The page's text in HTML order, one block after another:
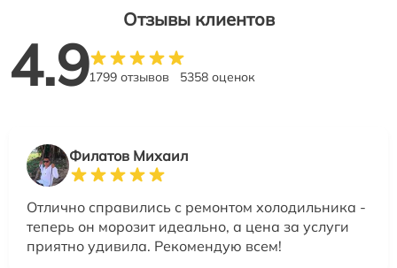
Отзывы клиентов
4.91799 отзывов 5358 оценок
Филатов Михаил
Отлично справились с ремонтом холодильника -
теперь он морозит идеально, а цена за услуги
приятно удивила. Рекомендую всем!